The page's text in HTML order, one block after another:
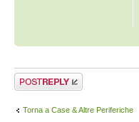
Rispondi al
messaggio
Torna a Case & Altre Periferiche